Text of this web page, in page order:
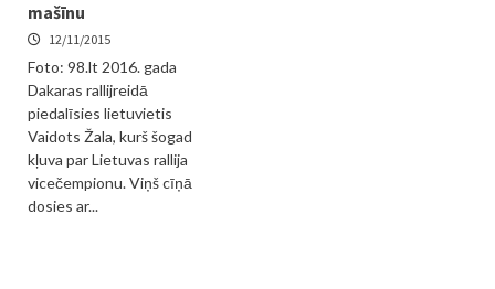
mašīnu
12/11/2015
Foto: 98.lt 2016. gada
Dakaras rallijreidā
piedalīsies lietuvietis
Vaidots Žala, kurš šogad
kļuva par Lietuvas rallija
vicečempionu. Viņš cīņā
dosies ar...